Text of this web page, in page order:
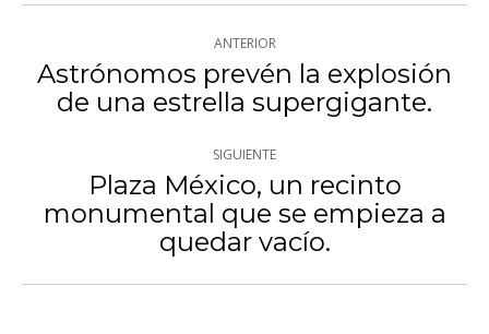
Navegación
entre
publicaciones
ANTERIOR
Publicación
anterior:
Astrónomos prevén la explosión
de una estrella supergigante.
SIGUIENTE
Publicación
siguiente:
Plaza México, un recinto
monumental que se empieza a
quedar vacío.